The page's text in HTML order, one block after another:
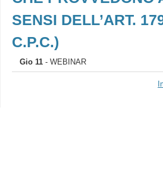
SENSI DELL’ART.
C.P.C.)
Gio 11- WEBINAR